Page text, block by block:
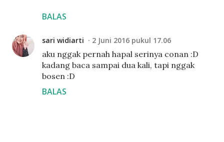
BALAS
sari widiarti 2 Juni 2016 pukul 17.06
aku nggak pernah hapal serinya conan :D
kadang baca sampai dua kali, tapi nggak
bosen :D
BALAS